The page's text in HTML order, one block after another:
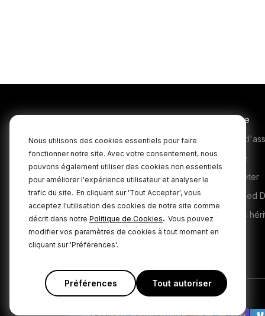
Nous utilisons des cookies essentiels pour faire
fonctionner notre site. Avec votre consentement, nous
pouvons également utiliser des cookies non essentiels
pour améliorer l'expérience utilisateur et analyser le
trafic du site. En cliquant sur 'Tout Accepter', vous
acceptez l'utilisation des cookies de notre site comme
décrit dans notre Politique de Cookies. Vous pouvez
modifier vos paramètres de cookies à tout moment en
cliquant sur 'Préférences'.
Préférences Tout autoriser
Microphones
Headphones
Interfaces and Mixers
Accessories
Kits
Apparel
Service
Centre
Garantie
Où acheter
Authorised
Produits